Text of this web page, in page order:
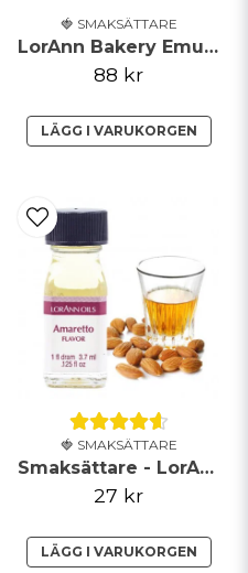
🍓 SMAKSÄTTARE
LorAnn Bakery Emulsion - Körsbär - 118ml
88 kr
LÄGG I VARUKORGEN
🍓 SMAKSÄTTARE
Smaksättare - LorAnn - Amaretto
27 kr
LÄGG I VARUKORGEN